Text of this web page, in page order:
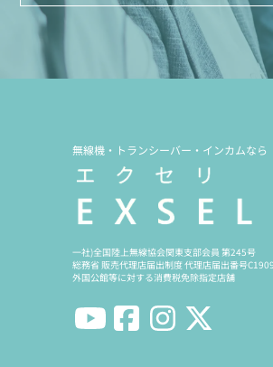
無線機・トランシーバー・インカムなら
一社)全国陸上無線協会関東支部会員 第245号
総務省 販売代理店届出制度 代理店届出番号
外国公館等に対する消費税免除指定店舗